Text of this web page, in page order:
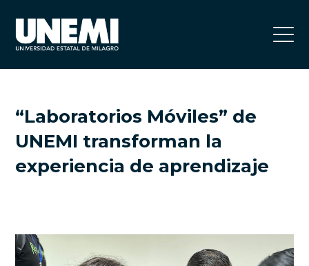
“Laboratorios Móviles” de
UNEMI transforman la
experiencia de aprendizaje